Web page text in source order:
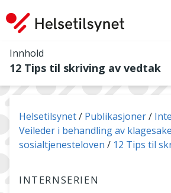
Innhold
12 Tips til skriving av vedtak
Du er her:
Helsetilsynet Publikasjoner
Veileder i behandling av
sosialtjenesteloven
12 Tips til
INTERNSERIEN